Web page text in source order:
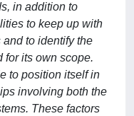
in addition to
to keep up with
to identify the
for its own scope.
to position itself in
involving both the
These factors